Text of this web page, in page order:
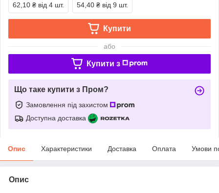
62,10 ₴ від 4 шт. 54,40 ₴ від 9 шт.
Купити
або
Купити з
Що таке купити з Пром?
Замовлення під захистом
Доступна доставка
Опис Характеристики Доставка Оплата Умови
Опис